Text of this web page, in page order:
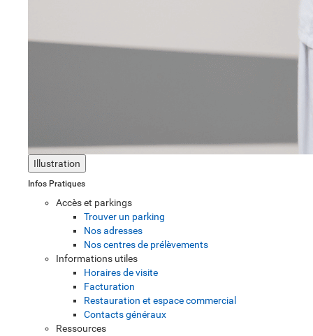
Illustration
Infos Pratiques
Accès et parkings
Trouver un parking
Nos adresses
Nos centres de prélèvements
Informations utiles
Horaires de visite
Facturation
Restauration et espace commercial
Contacts généraux
Ressources